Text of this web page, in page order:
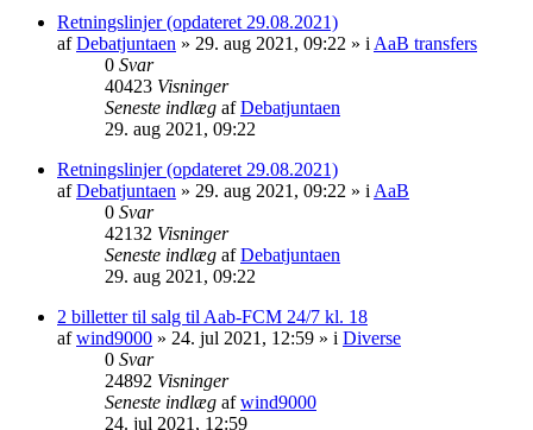
Retningslinjer (opdateret 29.08.2021)
afDebatjuntaen » 29. aug 2021, 09:22 » i AaB transfers
0 Svar
40423 Visninger
Seneste indlæg afDebatjuntaen
29. aug 2021, 09:22
Retningslinjer (opdateret 29.08.2021)
afDebatjuntaen » 29. aug 2021, 09:22 » i AaB
0 Svar
42132 Visninger
Seneste indlæg afDebatjuntaen
29. aug 2021, 09:22
2 billetter til salg til Aab-FCM 24/7 kl. 18
afwind9000 » 24. jul 2021, 12:59 » i Diverse
0 Svar
24892 Visninger
Seneste indlæg afwind9000
24. jul 2021, 12:59